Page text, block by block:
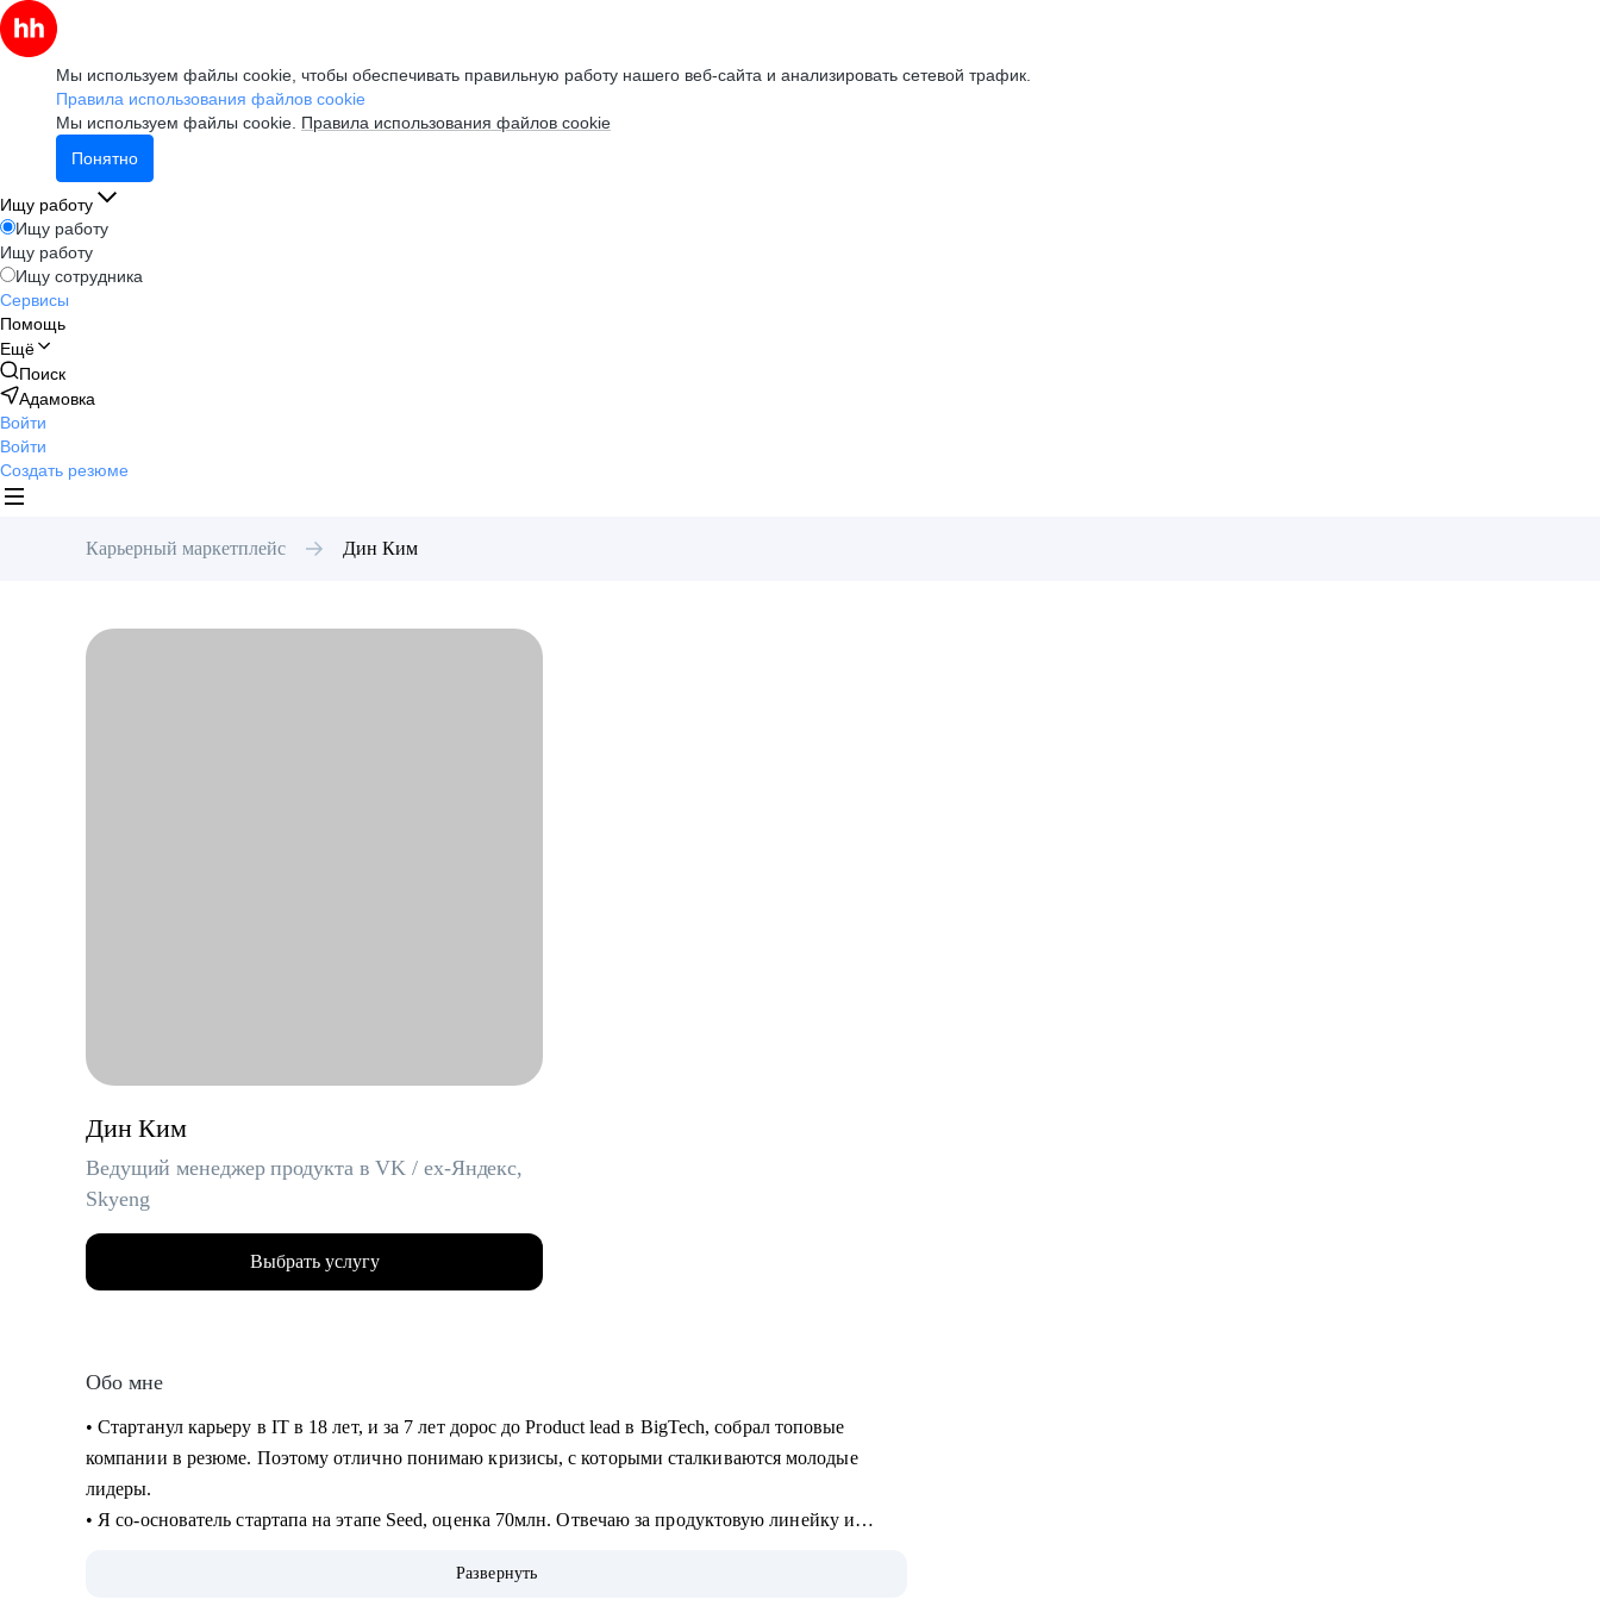
Мы используем файлы cookie, чтобы обеспечивать правильную работу нашего веб-сайта и анализировать сетевой трафик.
Правила использования файлов cookie
Мы используем файлы cookie. Правила использования файлов cookie
Понятно
Ищу работу
Ищу работу
Ищу работу
Ищу сотрудника
Сервисы
Помощь
Ещё
Поиск
Адамовка
Войти
Войти
Создать резюме
Карьерный маркетплейс Дин Ким
Дин Ким
Ведущий менеджер продукта в VK / ex-Яндекс,
Skyeng
Выбрать услугу
Обо мне
• Стартанул карьеру в IT в 18 лет, и за 7 лет дорос до Product lead в BigTech, собрал топовые
компании в резюме. Поэтому отлично понимаю кризисы, с которыми сталкиваются молодые
лидеры.
• Я со-основатель стартапа на этапе Seed, оценка 70млн. Отвечаю за продуктовую линейку и
• За год помог более 10 специалистам найти работу, поднять грейд и зарплату.
Развернуть